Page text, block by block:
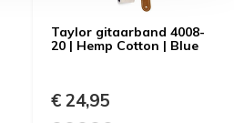
Taylor gitaarband 4008-
20 | Hemp Cotton | Blue
€ 24,95